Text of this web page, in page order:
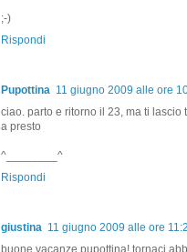
;-)
Rispondi
Pupottina 11 giugno 2009 alle ore
ciao. parto e ritorno il 23, ma ti lascio
a presto
^________^
Rispondi
giustina 11 giugno 2009 alle ore
buone vacanze pupottina! tornaci